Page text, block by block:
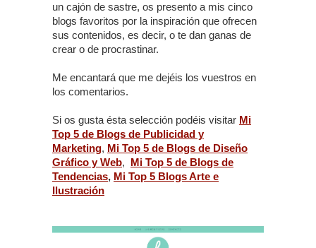
un cajón de sastre, os presento a mis cinco
blogs favoritos por la inspiración que ofrecen
sus contenidos, es decir, o te dan ganas de
crear o de procrastinar.
Me encantará que me dejéis los vuestros en
los comentarios.
Si os gusta ésta selección podéis visitar Mi
Top 5 de Blogs de Publicidad y
Marketing, Mi Top 5 de Blogs de Diseño
Gráfico y Web, Mi Top 5 de Blogs de
Tendencias, Mi Top 5 Blogs Arte e
Ilustración